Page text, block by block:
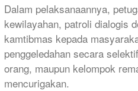
Dalam pelaksanaannya,
kewilayahan, patroli dialogis
kamtibmas kepada
penggeledahan secara
orang, maupun kelompok
mencurigakan.